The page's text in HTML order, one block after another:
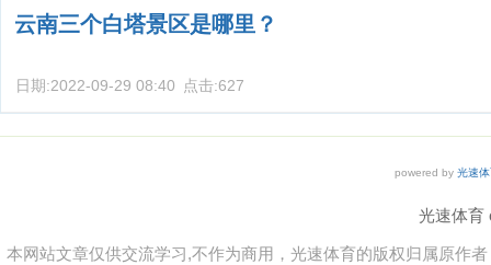
云南三个白塔景区是哪里？
日期:2022-09-29 08:40 点击:627
powered by 光速
光速体育
本网站文章仅供交流学习,不作为商用，光速体育的版权归属原作